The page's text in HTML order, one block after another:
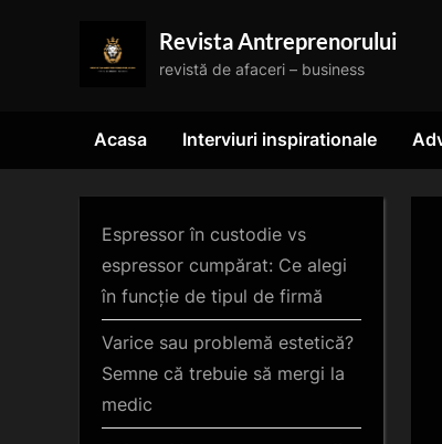
Revista Antreprenorului
revistă de afaceri – business
Acasa Interviuri inspirationale
Espressor în custodie vs
espressor cumpărat: Ce alegi
în funcție de tipul de firmă
Varice sau problemă estetică?
Semne că trebuie să mergi la
medic